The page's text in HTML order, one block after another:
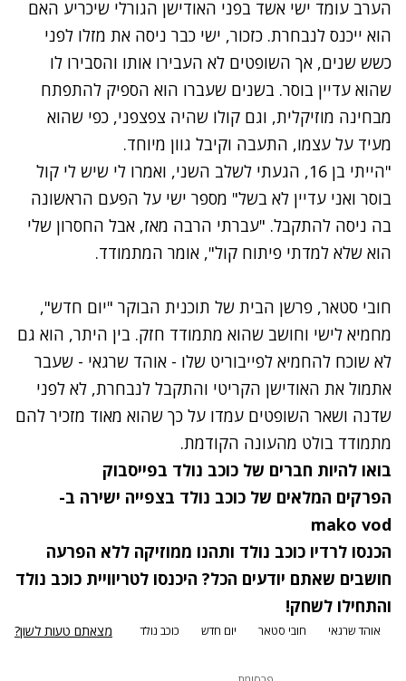
הערב עומד ישי אשד בפני האודישן הגורלי שיכריע האם
הוא ייכנס לנבחרת. כזכור, ישי כבר ניסה את מזלו לפני
כשש שנים, אך השופטים לא העבירו אותו והסבירו לו
שהוא עדיין בוסר. בשנים שעברו הוא הספיק להתפתח
מבחינה מוזיקלית, וגם קולו שהיה צפצפני, כפי שהוא
מעיד על עצמו, התעבה וקיבל גוון מיוחד.
"הייתי בן 16, הגעתי לשלב השני, ואמרו לי שיש לי קול
בוסר ואני עדיין לא בשל" מספר ישי על הפעם הראשונה
בה ניסה להתקבל. "עברתי הרבה מאז, אבל החסרון שלי
הוא שלא למדתי פיתוח קול", אומר המתמודד.
חובי סטאר, פרשן הבית של תוכנית הבוקר "יום חדש",
מחמיא לישי וחושב שהוא מתמודד חזק. בין היתר, הוא גם
לא שוכח להחמיא לפייבוריט שלו - אוהד שרגאי - שעבר
אתמול את האודישן הקריטי והתקבל לנבחרת, לא לפני
שדנה ושאר השופטים עמדו על כך שהוא מאוד מזכיר להם
מתמודד בולט מהעונה הקודמת.
בואו להיות חברים של כוכב נולד בפייסבוק
הפרקים המלאים של כוכב נולד בצפייה ישירה ב-
mako vod
הכנסו לרדיו כוכב נולד ותהנו ממוזיקה ללא הפרעה
חושבים שאתם יודעים הכל? היכנסו לטריוויית כוכב נולד
והתחילו לשחק!
אוהד שרגאי חובי סטאר יום חדש כוכב נולד מצאתם טעות לשון?